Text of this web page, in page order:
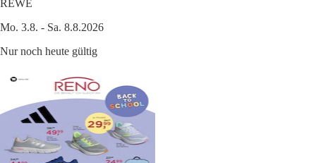
REWE
Mo. 3.8. - Sa. 8.8.2026
Nur noch heute gültig